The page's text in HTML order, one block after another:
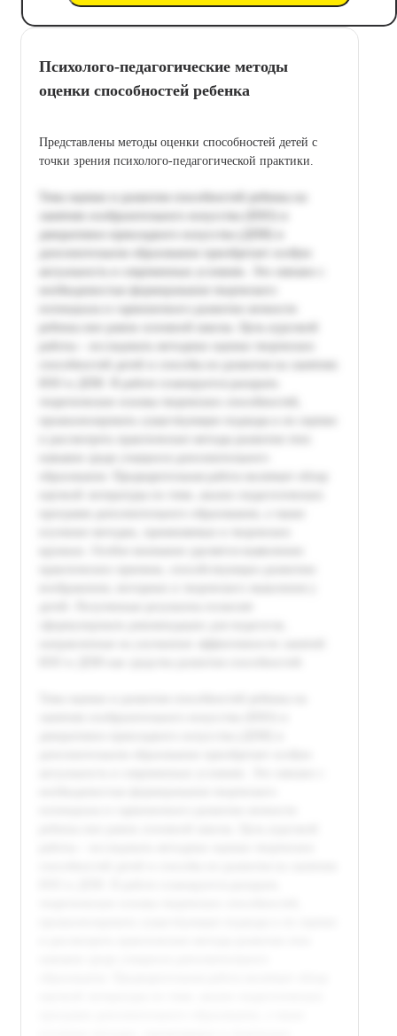
Психолого-педагогические методы
оценки способностей ребенка
Представлены методы оценки способностей детей с
точки зрения психолого-педагогической практики.